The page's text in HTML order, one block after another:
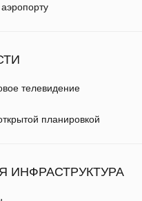
телевидение
планировкой
ИНФРАСТРУКТУРА